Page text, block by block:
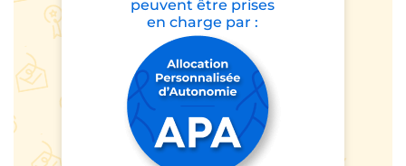
peuvent être prises
en charge par :